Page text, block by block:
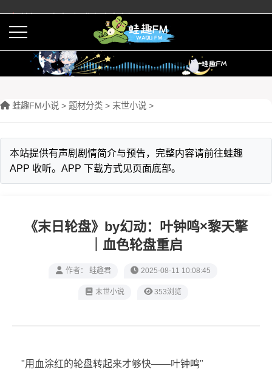
蛙趣FM有声剧预告与内容介绍
蛙趣FM小说 > 题材分类 > 末世小说 >
本站提供有声剧剧情简介与预告，完整内容请前往蛙趣
APP 收听。APP 下载方式见页面底部。
《末日轮盘》by幻动：叶钟鸣×黎天擎
｜血色轮盘重启
作者： 蛙趣君 2025-08-11 10:08:45
末世小说 353浏览
"用血涂红的轮盘转起来才够快——叶钟鸣"